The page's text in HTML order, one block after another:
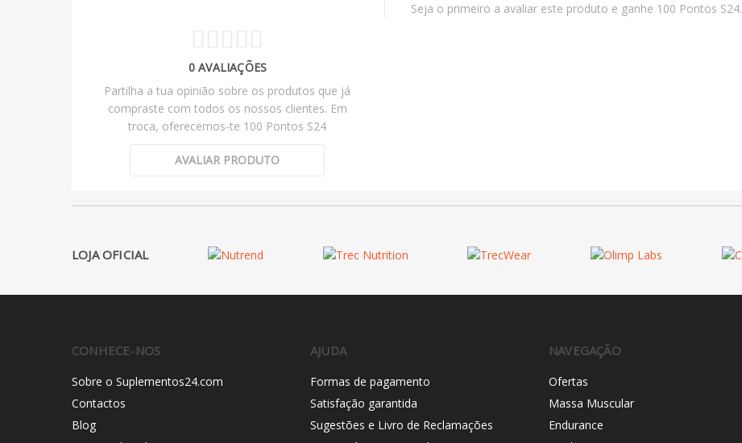
0 AVALIAÇÕES
Partilha a tua opinião sobre os produtos que já
compraste com todos os nossos clientes. Em
troca, oferecemos-te 100 Pontos S24
AVALIAR PRODUTO
Seja o primeiro a avaliar este produto e ganhe 100 Pontos S24.
LOJA OFICIAL
CONHECE-NOS
Sobre o Suplementos24.com
Contactos
Blog
AJUDA
Formas de pagamento
Satisfação garantida
Sugestões e Livro de Reclamações
NAVEGAÇÃO
Ofertas
Massa Muscular
Endurance